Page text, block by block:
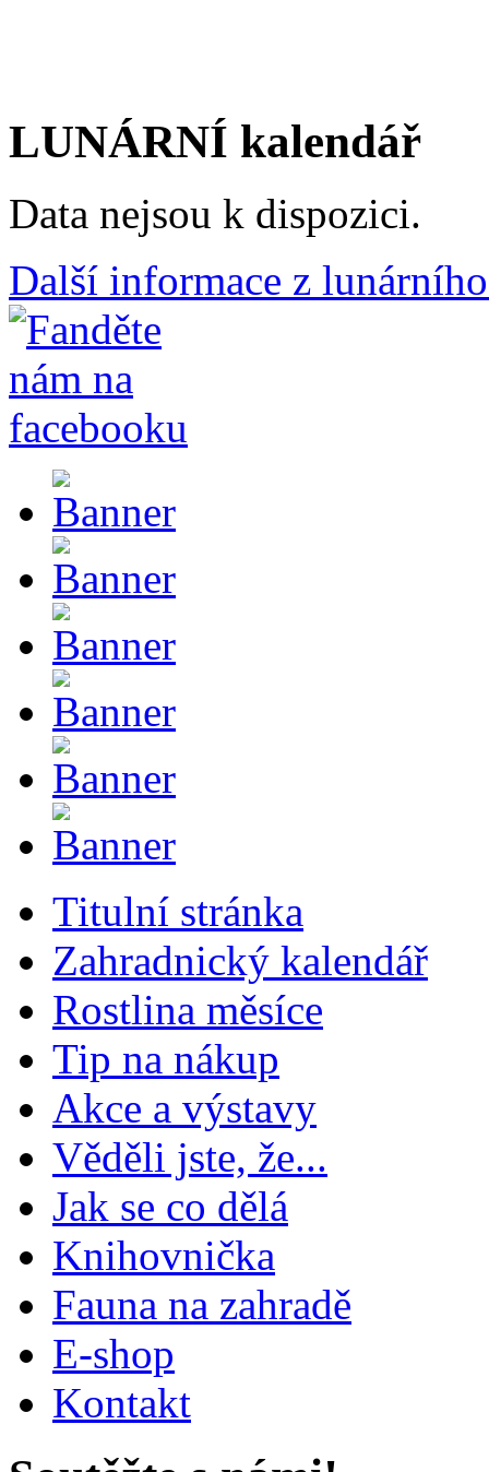
LUNÁRNÍ kalendář
Data nejsou k dispozici.
Další informace z
Titulní stránka
Zahradnický kalendář
Rostlina měsíce
Tip na nákup
Akce a výstavy
Věděli jste, že...
Jak se co dělá
Knihovnička
Fauna na zahradě
E-shop
Kontakt